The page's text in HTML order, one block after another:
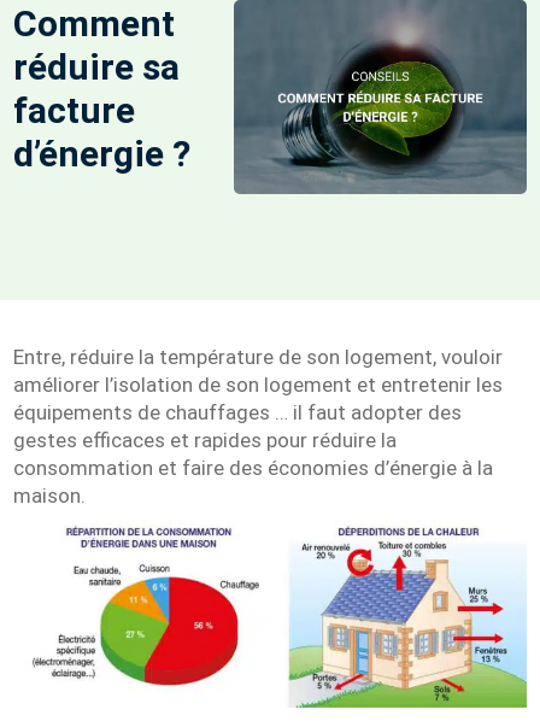
Comment
réduire sa
facture
d’énergie ?
Entre, réduire la température de son logement, vouloir
améliorer l’isolation de son logement et entretenir les
équipements de chauffages … il faut adopter des
gestes efficaces et rapides pour réduire la
consommation et faire des économies d’énergie à la
maison.